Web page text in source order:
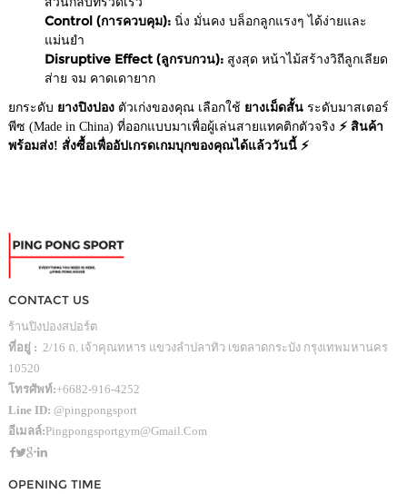
Control (การควบคุม): นิ่ง มั่นคง บล็อกลูกแรงๆ ได้ง่ายและ
แม่นยำ
Disruptive Effect (ลูกรบกวน): สูงสุด หน้าไม้สร้างวิถีลูกเลียด
ส่าย จม คาดเดายาก
ยกระดับ ยางปิงปอง ตัวเก่งของคุณ เลือกใช้ ยางเม็ดสั้น ระดับมาสเตอร์
พีซ (Made in China) ที่ออกแบบมาเพื่อผู้เล่นสายแทคติกตัวจริง ⚡ สินค้า
พร้อมส่ง! สั่งซื้อเพื่ออัปเกรดเกมบุกของคุณได้แล้ววันนี้ ⚡
CONTACT US
ร้านปิงปองสปอร์ต
ที่อยู่ : 2/16 ถ. เจ้าคุณทหาร แขวงลำปลาทิว เขตลาดกระบัง กรุงเทพมหานคร
10520
โทรศัพท์:+6682-916-4252
Line ID: @pingpongsport
อีเมลล์:Pingpongsportgym@gmail.com
OPENING TIME